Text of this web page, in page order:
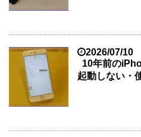
2026/07/10
10年前の
起動しない・